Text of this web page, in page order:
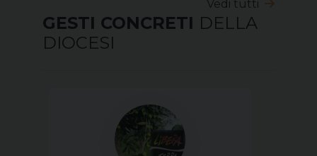
Vedi tutti
GESTI CONCRETI DELLA
DIOCESI